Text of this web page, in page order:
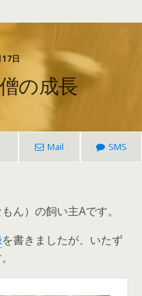
日
の成長
Mail SMS
ん）の飼い主Aです。
を書きましたが、いたず